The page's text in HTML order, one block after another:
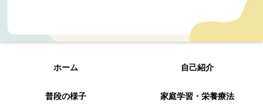
ホーム 自己紹介
普段の様子 家庭学習・栄養療法